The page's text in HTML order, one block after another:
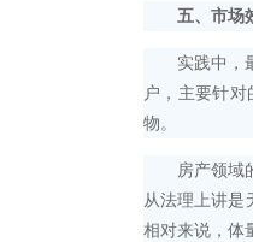
五、市场
实践中，最
户，主要针
物。
房产领域的
从法理上讲是
相对来说，体